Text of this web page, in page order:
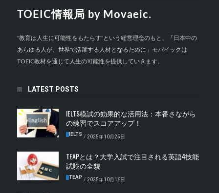
TOEIC情報局 by Movaeic.
"教育は人生に可能性をもたらす"という経営理念のもと、「日本中の
あらゆる人が、世界で活躍する人材となるために」モバイックは
TOEIC教材を通じて人生の可能性を提供していきます。
LATEST POSTS
IELTS模試の効果的な活用法：本番さながら
の練習でスコアアップ！
IELTS / 2025年10月25日
TEAPとは？大学入試で注目される英語4技能
試験の全貌
TEAP / 2025年10月16日